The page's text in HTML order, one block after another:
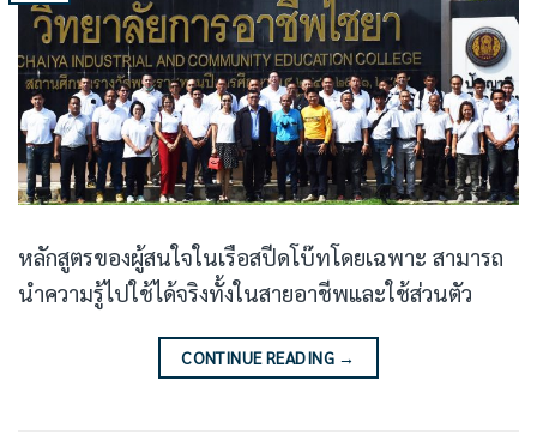
หลักสูตรของผู้สนใจในเรือสปีดโบ๊ทโดยเฉพาะ สามารถ
นำความรู้ไปใช้ได้จริงทั้งในสายอาชีพและใช้ส่วนตัว
CONTINUE READING →